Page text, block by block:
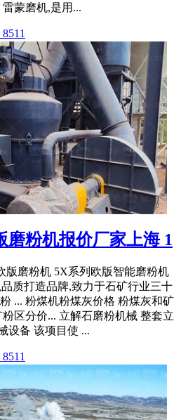
蒙磨机,是用...
磨粉机报价厂家上海 1
版磨粉机 5X系列欧版智能磨粉机
质打造品牌,致力于石矿行业三十
... 粉煤机粉煤灰价格 粉煤灰和矿
区分价... 立解石磨粉机械 整套立
设备 该项目使 ...